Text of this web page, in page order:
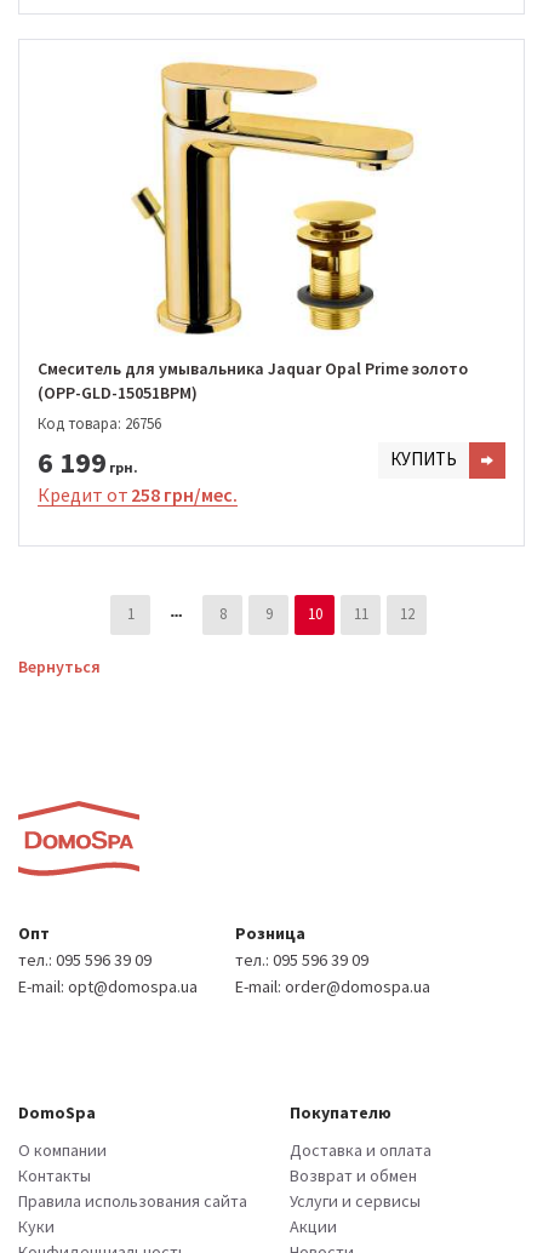
Смеситель для умывальника Jaquar Opal Prime золото
(OPP-GLD-15051BPM)
Код товара: 26756
6 199 грн. КУПИТЬ
Кредит от 258 грн/мес.
1 8 9 10 11 12
Вернуться
Опт
тел.: 095 596 39 09
E-mail: opt@domospa.ua
Розница
тел.: 095 596 39 09
E-mail: order@domospa.ua
DomoSpa
О компании
Контакты
Правила использования сайта
Куки
Покупателю
Доставка и оплата
Возврат и обмен
Услуги и сервисы
Акции